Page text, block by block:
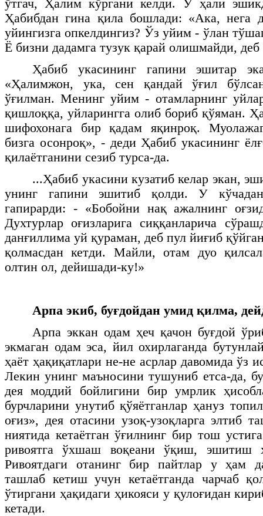
ўтгач, Ҳалим кўргани келди. У ҳали
Ҳабибдан гина қила бошлади: «Ака, нега
уйингизга опкелдингиз? Ўз уйим - ўлан
Ё бизни дадамга тузук қарай олишмайди,
Ҳабиб укасининг гапини эшитар
«Ҳалимжон, ука, сен қандай ўғил
ўғилман. Менинг уйим - отамларнинг
қишлоққа, уйларингга олиб бориб қўяман.
шифохонага бир қадам яқинроқ.
бизга осонроқ», - деди Ҳабиб укасининг
қилаётганини сезиб турса-да.
...Ҳабиб укасини кузатиб келар экан,
унинг гапини эшитиб қолди. У кўчадан
гапирарди: - «Бобойни нақ ажалнинг
Духтурлар оғизларига сиққанларича
данғиллима уй қураман, деб пул йиғиб
қолмасдан кетди. Майли, отам дуо
олтин ол, дейишади-ку!»
Арпа экиб, буғдойдан умид қилма,
Арпа эккан одам ҳеч қачон буғдой
экмаган одам эса, йил охирлаганда
ҳаёт ҳақиқатлари не-не асрлар давомида ўз
Лекин унинг маъносини тушуниб етса-да,
дея моддий бойлигини бир умрлик
бурчларини унутиб қўяётганлар ҳануз
оғиз», дея отасини узоқ-узоқларга элтиб
ниятида кетаётган ўғилнинг бир тош
ривоятга ўхшаш воқеани ўқиш, эшитиш
Ривоятдаги отанинг бир пайтлар у ҳам
ташлаб кетиш учун кетаётганда чарчаб
ўтиргани ҳақидаги ҳикояси у қулоғидан
кетади.